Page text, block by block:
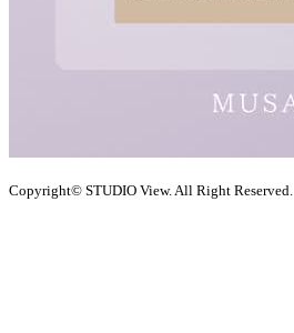
Copyright© STUDIO View. All Right Reserved.